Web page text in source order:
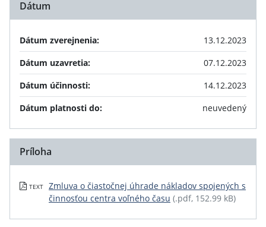
Dátum
Dátum zverejnenia:
13.12.2023
Dátum uzavretia:
07.12.2023
Dátum účinnosti:
14.12.2023
Dátum platnosti do:
neuvedený
Príloha
TEXT
Zmluva o čiastočnej úhrade nákladov spojených s
činnosťou centra voľného času (.pdf, 152.99 kB)